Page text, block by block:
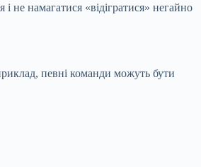
намагатися «відігратися» негайно
певні команди можуть бути